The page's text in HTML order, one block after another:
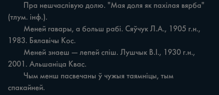
(тлум. інф.).
1983. Бялавічы Кос.
2001. Альшаніца Квас.
спакайней.